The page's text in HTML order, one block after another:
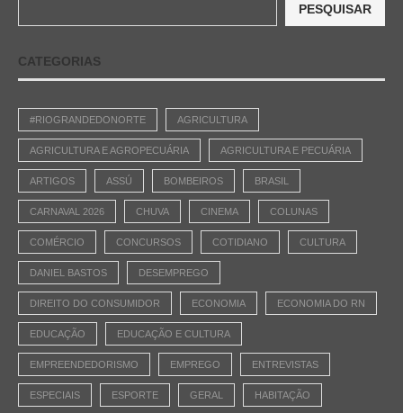
PESQUISAR
CATEGORIAS
#RIOGRANDEDONORTE AGRICULTURA
AGRICULTURA E AGROPECUÁRIA AGRICULTURA E PECUÁRIA
ARTIGOS ASSÚ BOMBEIROS BRASIL
CARNAVAL 2026 CHUVA CINEMA COLUNAS
COMÉRCIO CONCURSOS COTIDIANO CULTURA
DANIEL BASTOS DESEMPREGO
DIREITO DO CONSUMIDOR ECONOMIA ECONOMIA DO RN
EDUCAÇÃO EDUCAÇÃO E CULTURA
EMPREENDEDORISMO EMPREGO ENTREVISTAS
ESPECIAIS ESPORTE GERAL HABITAÇÃO